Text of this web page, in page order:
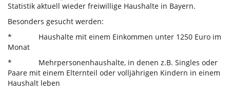
Statistik aktuell wieder freiwillige Haushalte in Bayern.
Besonders gesucht werden:
* Haushalte mit einem Einkommen unter 1250 Euro im
Monat
* Mehrpersonenhaushalte, in denen z.B. Singles oder
Paare mit einem Elternteil oder volljährigen Kindern in einem
Haushalt leben